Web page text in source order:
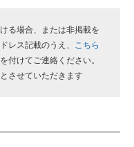
る場合、または非掲載を
レス記載のうえ、 こちら
付けてご連絡ください。
させていただきます